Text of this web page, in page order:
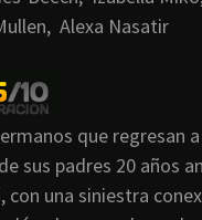
Alexa Nasatir
que regresan a
sus padres 20 años
con una siniestra